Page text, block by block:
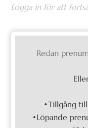
Logga in för att
Redan
•Tillgång
•Löpande